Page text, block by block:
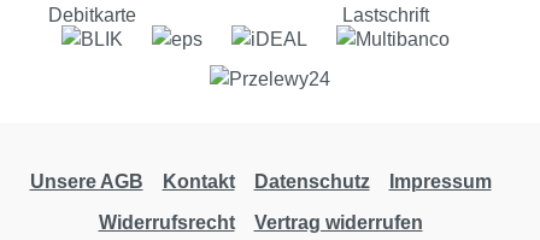
Unsere AGB Kontakt Datenschutz
Impressum
Widerrufsrecht
Vertrag widerrufen